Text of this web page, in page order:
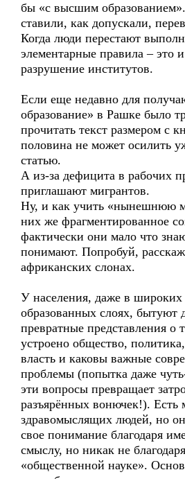
бы «с высшим
ставили, как допускали,
Когда люди перестают
элементарные правила – это и
разрушение институтов.
Если еще недавно для
образование» в Рашке было
прочитать текст размером с
половина не может осилить
статью.
А из-за дефицита в рабочих
приглашают мигрантов.
Ну, и как учить «нынешнюю
них же фрагментированное
фактически они мало что
понимают. Попробуй,
африканских слонах.
У населения, даже в
образованных слоях, бытуют
превратные представления о
устроено общество,
власть и каковы важные
проблемы (попытка даже
эти вопросы превращает
разъярённых вонючек!). Есть
здравомыслящих людей, но
свое понимание благодаря
смыслу, но никак не благодаря
«общественной науке».